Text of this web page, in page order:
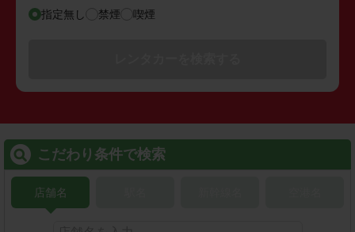
指定無し 禁煙 喫煙
こだわり条件で検索
店舗名